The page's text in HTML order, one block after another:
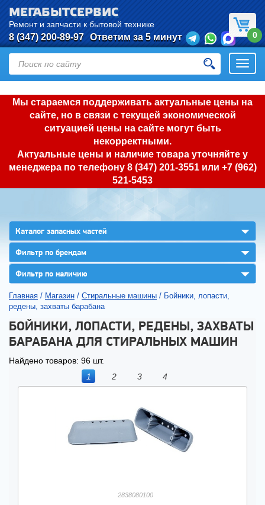
Мы стараемся поддерживать актуальные цены на
сайте, но в связи с текущей экономической
ситуацией цены на сайте могут быть
некорректными.
Актуальные цены и наличие товара уточняйте у
менеджера по телефону 8 (347) 201-3551или +7 (962)
521-5453
МЕГАБЫТСЕРВИС
Ремонт и запчасти к бытовой технике
8 (347) 200-89-97 Ответим за 5 минут 0
Каталог запасных частей ▼
Фильтр по брендам ▼
Фильтр по наличию ▼
Главная / Магазин / Стиральные машины / Бойники, лопасти,
редены, захваты барабана
БОЙНИКИ, ЛОПАСТИ, РЕДЕНЫ, ЗАХВАТЫ
БАРАБАНА ДЛЯ СТИРАЛЬНЫХ МАШИН
Найдено товаров: 96 шт.
1
2 3 4
2838080100